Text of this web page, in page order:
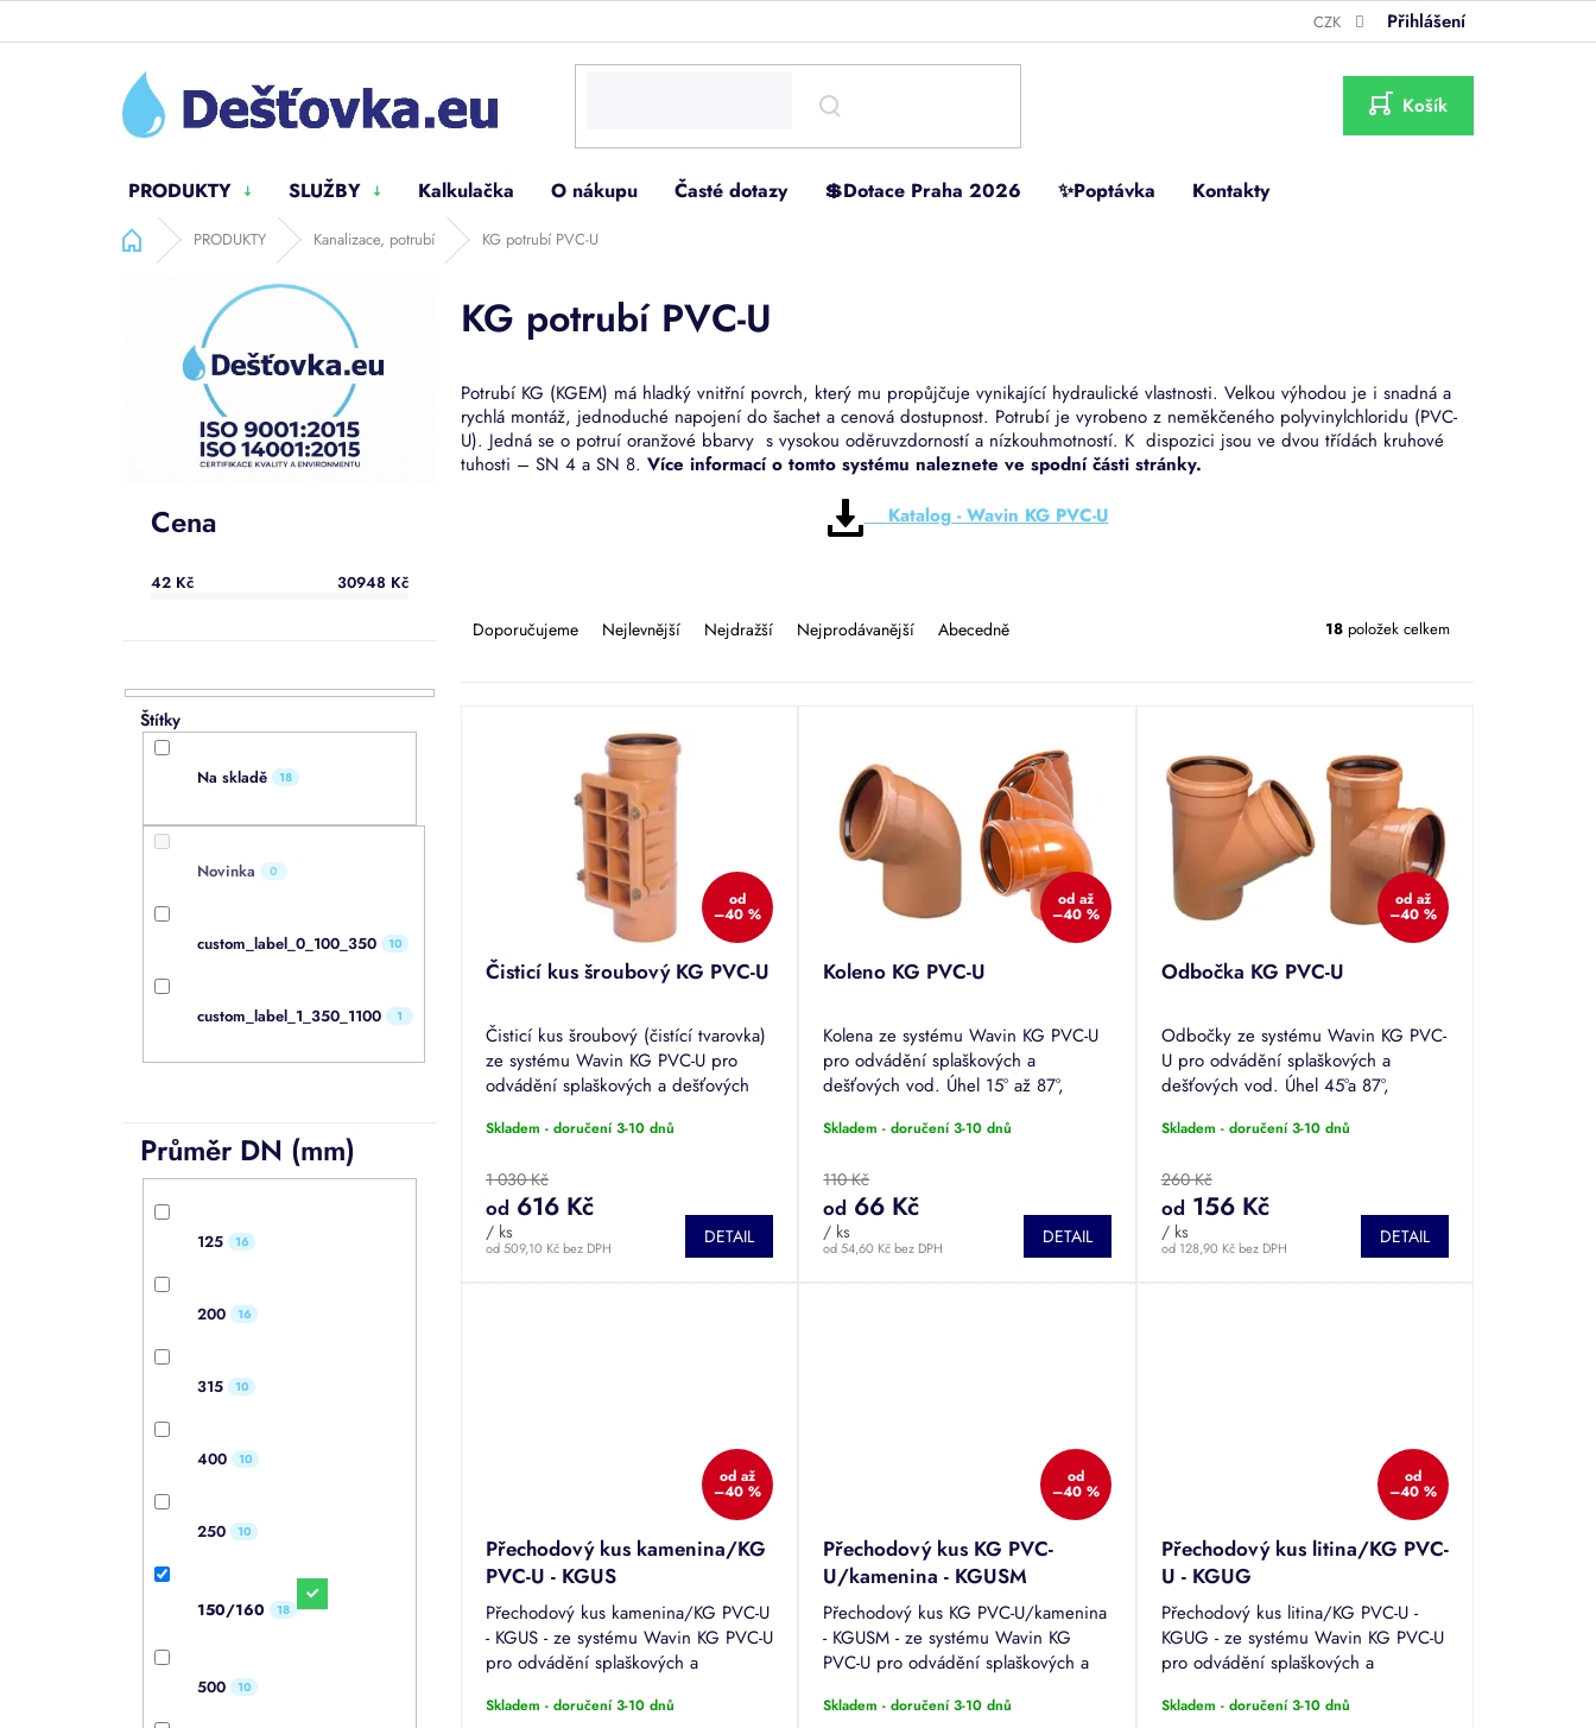
CZK Přihlášení
NÁKUPNÍ
KOŠÍK
PRODUKTY SLUŽBY Kalkulačka O nákupu Časté dotazy 💲Dotace Praha 2026 ✨Poptávka Kontakty
Domů PRODUKTY Kanalizace, potrubí KG potrubí PVC-U
Cena
42 Kč 30948 Kč
Na skladě 18
Novinka 0
custom_label_0_100_350 10
custom_label_1_350_1100 1
Průměr DN (mm)
125 16
200 16
315 10
400 10
250 10
150/160 18
500 10
KG potrubí PVC-U
Potrubí KG (KGEM) má hladký vnitřní povrch, který mu propůjčuje vynikající hydraulické vlastnosti. Velkou výhodou je i snadná a
rychlá montáž, jednoduché napojení do šachet a cenová dostupnost. Potrubí je vyrobeno z neměkčeného polyvinylchloridu (PVC-
U). Jedná se o potruí oranžové bbarvy s vysokou oděruvzdorností a nízkouhmotností. K dispozici jsou ve dvou třídách kruhové
tuhosti – SN 4 a SN 8. Více informací o tomto systému naleznete ve spodní části stránky.
Katalog - Wavin KG PVC-U
Doporučujeme Nejlevnější Nejdražší Nejprodávanější Abecedně 18 položek celkem
od
–40 %
Čisticí kus šroubový KG PVC-U
Čisticí kus šroubový (čistící tvarovka)
ze systému Wavin KG PVC-U pro
odvádění splaškových a dešťových
Skladem - doručení 3-10 dnů
1 030 Kč
od 509,10 Kč bez DPH
od 616 Kč
/ ks DETAIL
od až
–40 %
Koleno KG PVC-U
Kolena ze systému Wavin KG PVC-U
pro odvádění splaškových a
dešťových vod. Úhel 15° až 87°,
Skladem - doručení 3-10 dnů
110 Kč
od 54,60 Kč bez DPH
od 66 Kč
/ ks DETAIL
od až
–40 %
Odbočka KG PVC-U
Odbočky ze systému Wavin KG PVC-
U pro odvádění splaškových a
dešťových vod. Úhel 45°a 87°,
Skladem - doručení 3-10 dnů
260 Kč
od 128,90 Kč bez DPH
od 156 Kč
/ ks DETAIL
odaž
–40 %
Přechodový kus kamenina/KG
PVC-U - KGUS
Přechodový kus kamenina/KG PVC-U
- KGUS - ze systému Wavin KG PVC-U
pro odvádění splaškových a
200.
Skladem - doručení 3-10 dnů
od
–40 %
Přechodový kus KG PVC-
U/kamenina - KGUSM
Přechodový kus KG PVC-U/kamenina
- KGUSM - ze systému Wavin KG
PVC-U pro odvádění splaškových a
200.
Skladem - doručení 3-10 dnů
od
–40 %
Přechodový kus litina/KG PVC-
U - KGUG
Přechodový kus litina/KG PVC-U -
KGUG - ze systému Wavin KG PVC-U
pro odvádění splaškových a
200.
Skladem - doručení 3-10 dnů